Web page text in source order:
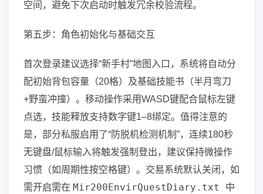
空间，避免下次启动时触发冗余校验流程。
第五步：角色初始化与基础交互
首次登录建议选择“新手村”地图入口，系统将自动分
配初始背包容量（20格）及基础技能书（半月弯刀
+野蛮冲撞）。移动操作采用WASD键配合鼠标左键
点选，技能释放支持数字键1–8绑定。值得注意的
是，部分私服启用了“防脱机检测机制”，连续180秒
无键盘/鼠标输入将触发强制登出，建议保持微操作
习惯（如周期性按空格键）。交易系统默认关闭，如
需开启需在 Mir200EnvirQuestDiary.txt
中